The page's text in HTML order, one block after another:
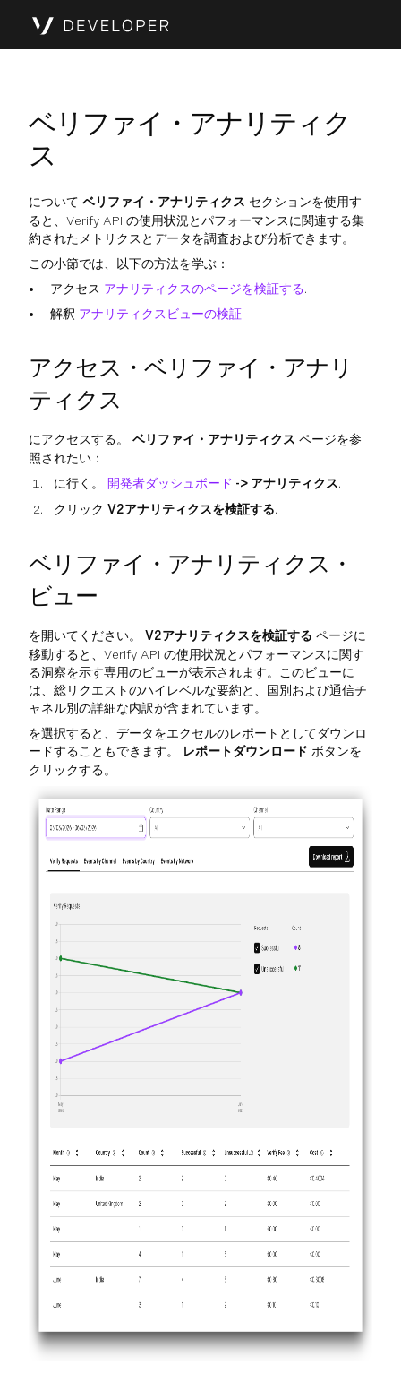
ベリファイ・アナリティク
ス
について ベリファイ・アナリティクス セクションを使用す
ると、Verify API の使用状況とパフォーマンスに関連する集
約されたメトリクスとデータを調査および分析できます。
この小節では、以下の方法を学ぶ：
アクセス アナリティクスのページを検証する.
解釈 アナリティクスビューの検証.
アクセス・ベリファイ・アナリ
ティクス
にアクセスする。 ベリファイ・アナリティクス ページを参
照されたい：
に行く。 開発者ダッシュボード -> アナリティクス.
クリック V2アナリティクスを検証する.
ベリファイ・アナリティクス・
ビュー
を開いてください。 V2アナリティクスを検証する ページに
移動すると、Verify API の使用状況とパフォーマンスに関す
る洞察を示す専用のビューが表示されます。このビューに
は、総リクエストのハイレベルな要約と、国別および通信チ
ャネル別の詳細な内訳が含まれています。
を選択すると、データをエクセルのレポートとしてダウンロ
ードすることもできます。
レポートダウンロード ボタンを
クリックする。